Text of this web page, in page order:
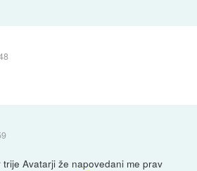
Avatarji že napovedani me prav